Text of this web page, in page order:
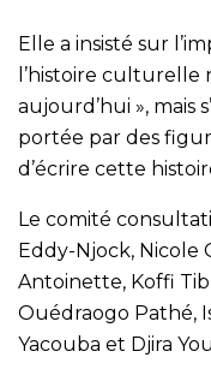
Elle a insisté sur
l’histoire culturelle
aujourd’hui », mais
portée par des
d’écrire cette
Le comité
Eddy-Njock, Nicole
Antoinette, Koffi
Ouédraogo Pathé,
Yacouba et Djira